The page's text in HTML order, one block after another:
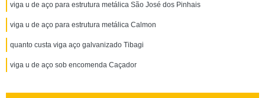
viga u de aço para estrutura metálica São José dos Pinhais
viga u de aço para estrutura metálica Calmon
quanto custa viga aço galvanizado Tibagi
viga u de aço sob encomenda Caçador